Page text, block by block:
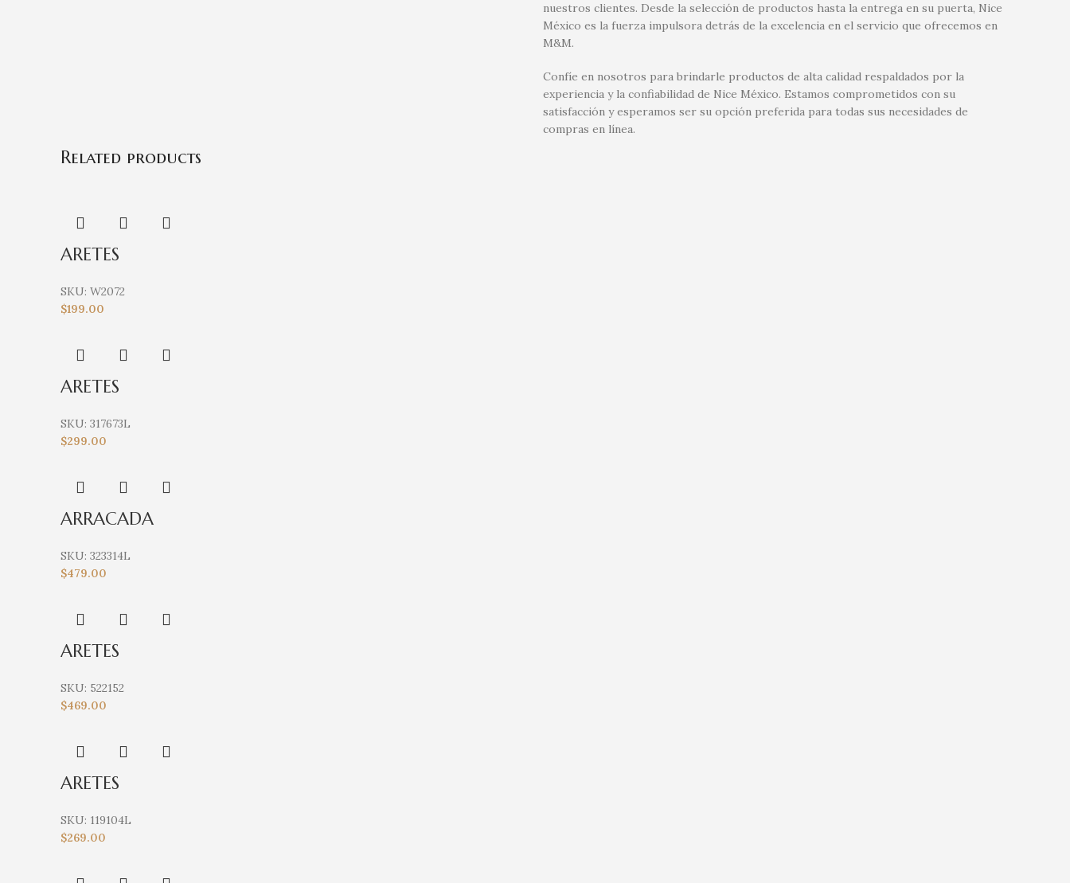
nuestros clientes. Desde la selección de productos hasta la entrega en su puerta, Nice
México es la fuerza impulsora detrás de la excelencia en el servicio que ofrecemos en
M&M.
Confíe en nosotros para brindarle productos de alta calidad respaldados por la
experiencia y la confiabilidad de Nice México. Estamos comprometidos con su
satisfacción y esperamos ser su opción preferida para todas sus necesidades de
compras en línea.
Related products
ARETES
SKU: W2072
$199.00
ARETES
SKU: 317673L
$299.00
ARRACADA
SKU: 323314L
$479.00
ARETES
SKU: 522152
$469.00
ARETES
SKU: 119104L
$269.00